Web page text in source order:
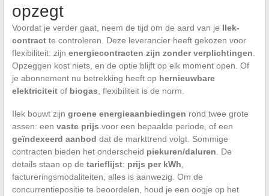
opzegt
Voordat je verder gaat, neem de tijd om de aard van je Ilek-
contractte controleren. Deze leverancier heeft gekozen voor
flexibiliteit: zijn energiecontracten zijn zonder verplichtingen
Opzeggen kost niets, en de optie blijft op elk moment open. Of
je abonnement nu betrekking heeft op hernieuwbare
elektriciteitof biogas , flexibiliteit is de norm.
Ilek bouwt zijn groene energieaanbiedingen rond twee grote
assen: een vaste prijs voor een bepaalde periode, of een
geïndexeerd aanbod dat de markttrend volgt. Sommige
contracten bieden het onderscheid piekuren/daluren . De
details staan op de tarieflijst: prijs per kWh
factureringsmodaliteiten, alles is aanwezig. Om de
concurrentiepositie te beoordelen, houd je een oogje op het